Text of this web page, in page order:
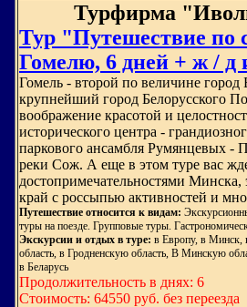
Турфирма
Тур "Путешествие по
Гомелю, 6 дней + ж / д
Гомель - второй по величине город
крупнейший город Белорусского
воображение красотой и
исторического центра -
паркового ансамбля Румянцевых -
реки Сож. А еще в этом туре вас
достопримечательностями Минска,
край с россыпью активностей и
Путешествие относится к видам:
туры на поезде. Групповые туры.
Экскурсии и отдых в туре: в Европу, в Минск,
область, в Гродненскую область, В Минскую
в Беларусь
Продолжительность в днях: 6
Стоимость: 64550 руб. без переезда